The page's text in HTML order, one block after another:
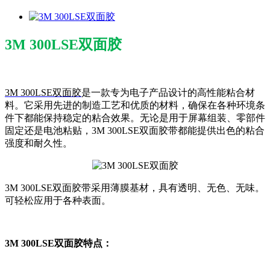
3M 300LSE双面胶
3M 300LSE双面胶是一款专为电子产品设计的高性能粘合材
料。它采用先进的制造工艺和优质的材料，确保在各种环境条
件下都能保持稳定的粘合效果。无论是用于屏幕组装、零部件
固定还是电池粘贴，3M 300LSE双面胶带都能提供出色的粘合
强度和耐久性。
3M 300LSE双面胶带采用薄膜基材，具有透明、无色、无味。
可轻松应用于各种表面。
3M 300LSE双面胶特点：